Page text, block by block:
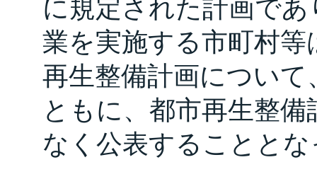
に規定された計画で
業を実施する市町村
再生整備計画につい
ともに、都市再生整
なく公表することと